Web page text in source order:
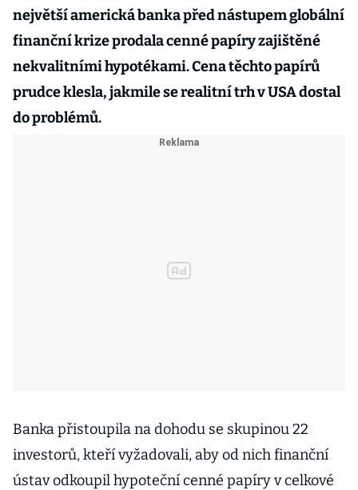
největší americká banka před nástupem globální
finanční krize prodala cenné papíry zajištěné
nekvalitními hypotékami. Cena těchto papírů
prudce klesla, jakmile se realitní trh v USA dostal
do problémů.
Banka přistoupila na dohodu se skupinou 22
investorů, kteří vyžadovali, aby od nich finanční
ústav odkoupil hypoteční cenné papíry v celkové